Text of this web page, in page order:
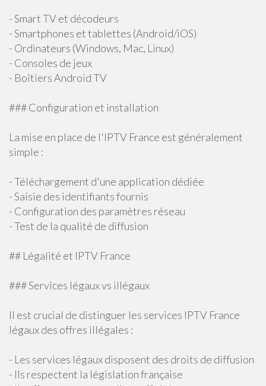
- Smart TV et décodeurs
- Smartphones et tablettes (Android/iOS)
- Ordinateurs (Windows, Mac, Linux)
- Consoles de jeux
- Boîtiers Android TV
### Configuration et installation
La mise en place de l'IPTV France est généralement
simple :
- Téléchargement d'une application dédiée
- Saisie des identifiants fournis
- Configuration des paramètres réseau
- Test de la qualité de diffusion
## Légalité et IPTV France
### Services légaux vs illégaux
Il est crucial de distinguer les services IPTV France
légaux des offres illégales :
- Les services légaux disposent des droits de diffusion
- Ils respectent la législation française